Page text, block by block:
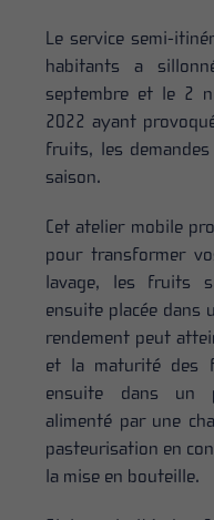
Le service semi-
habitants a
septembre et le 2
2022 ayant
fruits, les
saison.
Cet atelier mobile
pour transformer
lavage, les fruits
ensuite placée dans
rendement peut
et la maturité des
ensuite dans un
alimenté par une
pasteurisation en
la mise en bouteille.